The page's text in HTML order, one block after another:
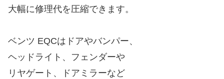
大幅に修理代を圧縮できます。
ベンツ EQCはドアやバンパー、
ヘッドライト、フェンダーや
リヤゲート、ドアミラーなど